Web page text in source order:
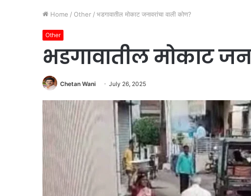
Home / Other / भडगावातील मोकाट जनावरांचा वाली कोण?
Other
भडगावातील मोकाट
Chetan Wani July 26, 2025